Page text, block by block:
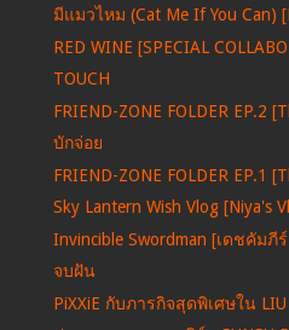
มีแมวไหม (Cat Me If You Can)
RED WINE [SPECIAL
TOUCH
FRIEND-ZONE FOLDER EP.2
บักจ่อย
FRIEND-ZONE FOLDER EP.1
Sky Lantern Wish Vlog [Niya's
Invincible Swordman [เดชคัมภี
จบฝัน
PiXXiE กับภารกิจสุดพิเศษใน LIU